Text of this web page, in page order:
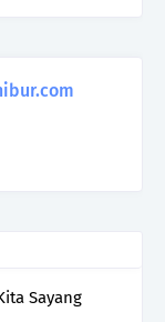
Sayang